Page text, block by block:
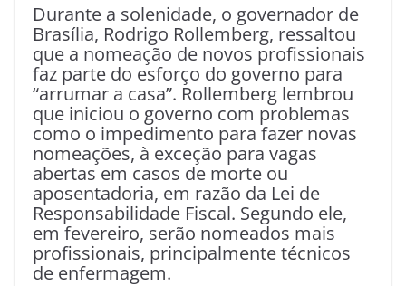
Durante a solenidade, o governador de
Brasília, Rodrigo Rollemberg, ressaltou
que a nomeação de novos profissionais
faz parte do esforço do governo para
“arrumar a casa”. Rollemberg lembrou
que iniciou o governo com problemas
como o impedimento para fazer novas
nomeações, à exceção para vagas
abertas em casos de morte ou
aposentadoria, em razão da Lei de
Responsabilidade Fiscal. Segundo ele,
em fevereiro, serão nomeados mais
profissionais, principalmente técnicos
de enfermagem.